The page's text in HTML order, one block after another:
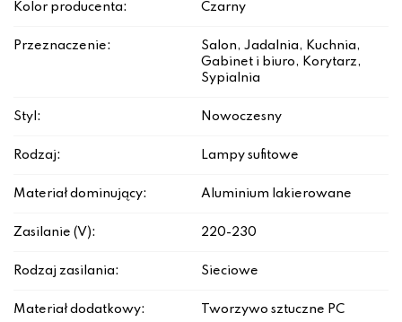
Kolor producenta: Czarny
Przeznaczenie:
Salon, Jadalnia, Kuchnia,
Gabinet i biuro, Korytarz,
Sypialnia
Styl: Nowoczesny
Rodzaj: Lampy sufitowe
Materiał dominujący: Aluminium lakierowane
Zasilanie (V): 220-230
Rodzaj zasilania: Sieciowe
Materiał dodatkowy: Tworzywo sztuczne PC